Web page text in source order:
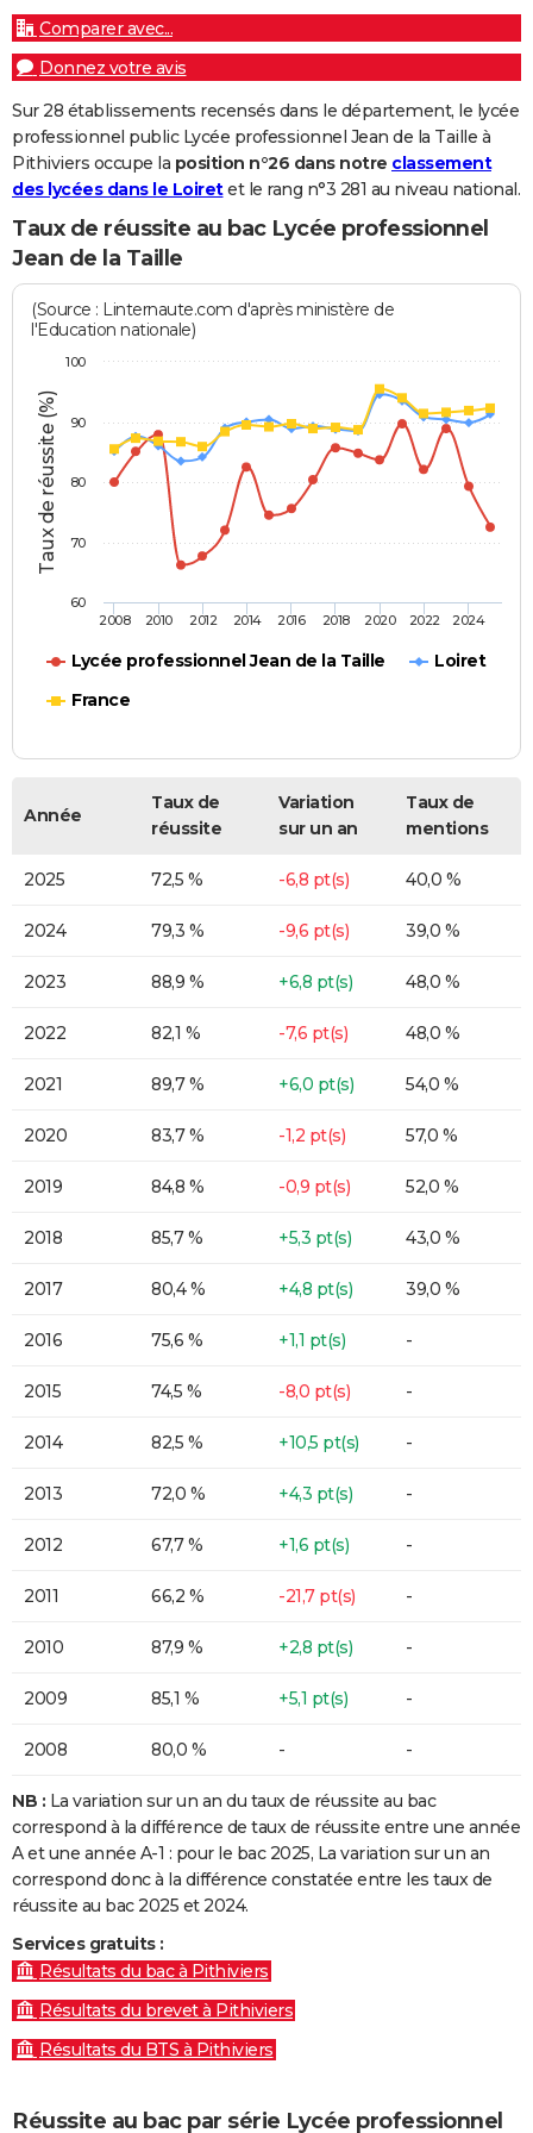
Comparer avec...
Donnez votre avis
Sur 28 établissements recensés dans le département, le lycée
professionnel public Lycée professionnel Jean de la Taille à
Pithiviers occupe la position n°26 dans notre classement
des lycées dans le Loiretet le rang n°3 281 au niveau national.
Taux de réussite au bac Lycée professionnel
Jean de la Taille
Taux de réussite (%)
(Source : Linternaute.com d'après ministère de
l'Education nationale)
Lycée professionnel Jean de la Taille
Loiret
France
2008 2010 2012 2014 2016 2018 2020 2022 2024
60
70
80
90
100
Année
Taux de
réussite
Variation
sur un an
Taux de
mentions
2025 72,5 % -6,8 pt(s) 40,0 %
2024 79,3 % -9,6 pt(s) 39,0 %
2023 88,9 % +6,8 pt(s) 48,0 %
2022 82,1 % -7,6 pt(s) 48,0 %
2021 89,7 % +6,0 pt(s) 54,0 %
2020 83,7 % -1,2 pt(s) 57,0 %
2019 84,8 % -0,9 pt(s) 52,0 %
2018 85,7 % +5,3 pt(s) 43,0 %
2017 80,4 % +4,8 pt(s) 39,0 %
2016 75,6 % +1,1 pt(s) -
2015 74,5 % -8,0 pt(s) -
2014 82,5 % +10,5 pt(s) -
2013 72,0 % +4,3 pt(s) -
2012 67,7 % +1,6 pt(s) -
2011 66,2 % -21,7 pt(s) -
2010 87,9 % +2,8 pt(s) -
2009 85,1 % +5,1 pt(s) -
2008 80,0 % - -
NB : La variation sur un an du taux de réussite au bac
correspond à la différence de taux de réussite entre une année
A et une année A-1 : pour le bac 2025, La variation sur un an
correspond donc à la différence constatée entre les taux de
réussite au bac 2025 et 2024.
Services gratuits :
Résultats du bac à Pithiviers
Résultats du brevet à Pithiviers
Résultats du BTS à Pithiviers
Réussite au bac par série Lycée professionnel